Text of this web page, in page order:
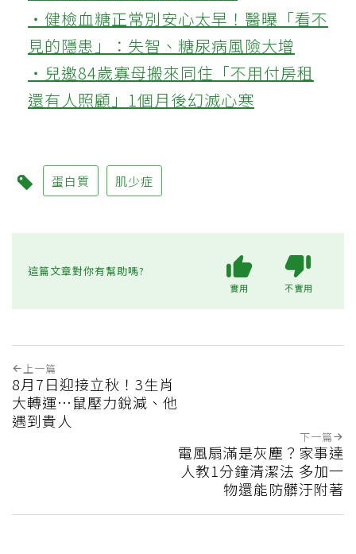
‧健檢血糖正常別安心太早！醫曝「看不
見的隱患」：失智、糖尿病風險大增
‧兒邀84歲寡母搬來同住「不用付房租
還有人照顧」1個月後幻滅心寒
蛋白質 肌少症
這篇文章對你有幫助嗎?
實用 不實用
上一篇
8月7日迎接立秋！3生肖
大轉運…鼠壓力銳減、他
遇到貴人
下一篇
電風扇滿是灰塵？家事達
人教1分鐘清潔法 多加一
物還能防髒汙附著